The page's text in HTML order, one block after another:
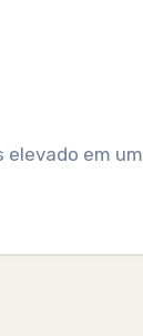
elevado em um